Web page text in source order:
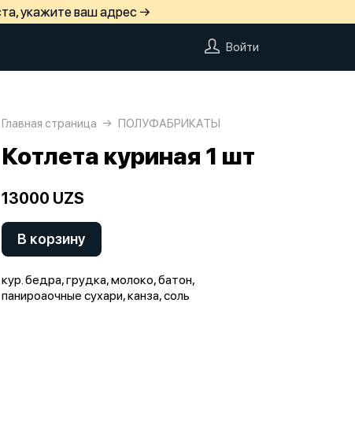
укажите ваш адрес →
Войти
Главная страница ПОЛУФАБРИКАТЫ
Котлета куриная 1 шт
13000 UZS
В корзину
кур. бедра, грудка, молоко, батон,
панироаочные сухари, канза, соль